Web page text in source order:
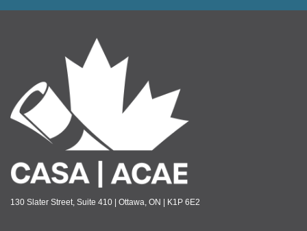
130 Slater Street, Suite 410 | Ottawa, ON | K1P 6E2